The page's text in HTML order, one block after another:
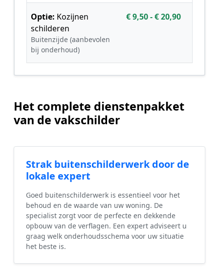
Optie: Kozijnen
schilderen
Buitenzijde (aanbevolen
bij onderhoud)
€ 9,50 - € 20,90
Het complete dienstenpakket
van de vakschilder
Strak buitenschilderwerk door de
lokale expert
Goed buitenschilderwerk is essentieel voor het
behoud en de waarde van uw woning. De
specialist zorgt voor de perfecte en dekkende
opbouw van de verflagen. Een expert adviseert u
graag welk onderhoudsschema voor uw situatie
het beste is.